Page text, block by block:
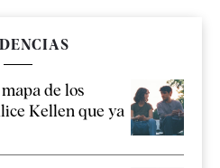
de los
Kellen que ya